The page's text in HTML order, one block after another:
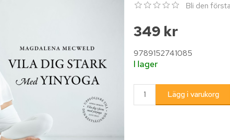
Bli den
349 kr
9789152741085
I lager